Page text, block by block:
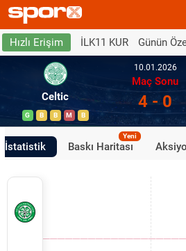
Hızlı Erişim İLK11 KUR Günün
Celtic
G B B M B
10.01.2026
Maç Sonu
4 - 0
İstatistik Baskı Haritası
Yeni